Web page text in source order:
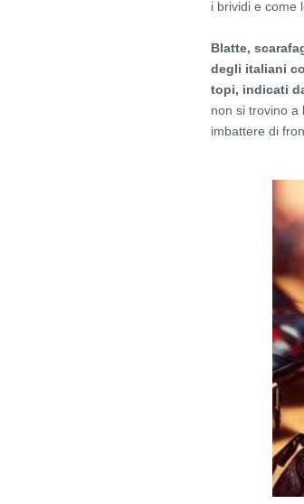
i brividi e come
Blatte,
degli italiani
topi, indicati
non si trovino a
imbattere di